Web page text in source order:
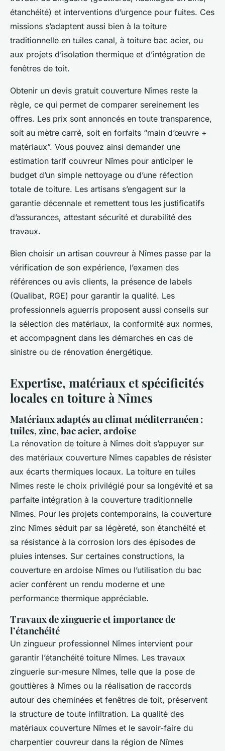
étanchéité) et interventions d’urgence pour fuites. Ces
missions s’adaptent aussi bien à la toiture
traditionnelle en tuiles canal, à toiture bac acier, ou
aux projets d’isolation thermique et d’intégration de
fenêtres de toit.
Obtenir un devis gratuit couverture Nîmes reste la
règle, ce qui permet de comparer sereinement les
offres. Les prix sont annoncés en toute transparence,
soit au mètre carré, soit en forfaits “main d’œuvre +
matériaux”. Vous pouvez ainsi demander une
estimation tarif couvreur Nîmes pour anticiper le
budget d’un simple nettoyage ou d’une réfection
totale de toiture. Les artisans s’engagent sur la
garantie décennale et remettent tous les justificatifs
d’assurances, attestant sécurité et durabilité des
travaux.
Bien choisir un artisan couvreur à Nîmes passe par la
vérification de son expérience, l’examen des
références ou avis clients, la présence de labels
(Qualibat, RGE) pour garantir la qualité. Les
professionnels aguerris proposent aussi conseils sur
la sélection des matériaux, la conformité aux normes,
et accompagnent dans les démarches en cas de
sinistre ou de rénovation énergétique.
Expertise, matériaux et spécificités
locales en toiture à Nîmes
Matériaux adaptés au climat méditerranéen :
tuiles, zinc, bac acier, ardoise
La rénovation de toiture à Nîmes doit s’appuyer sur
des matériaux couverture Nîmes capables de résister
aux écarts thermiques locaux. La toiture en tuiles
Nîmes reste le choix privilégié pour sa longévité et sa
parfaite intégration à la couverture traditionnelle
Nîmes. Pour les projets contemporains, la couverture
zinc Nîmes séduit par sa légèreté, son étanchéité et
sa résistance à la corrosion lors des épisodes de
pluies intenses. Sur certaines constructions, la
couverture en ardoise Nîmes ou l’utilisation du bac
acier confèrent un rendu moderne et une
performance thermique appréciable.
Travaux de zinguerie et importance de
l’étanchéité
Un zingueur professionnel Nîmes intervient pour
garantir l’étanchéité toiture Nîmes. Les travaux
zinguerie sur-mesure Nîmes, telle que la pose de
gouttières à Nîmes ou la réalisation de raccords
autour des cheminées et fenêtres de toit, préservent
la structure de toute infiltration. La qualité des
matériaux couverture Nîmes et le savoir-faire du
charpentier couvreur dans la région de Nîmes